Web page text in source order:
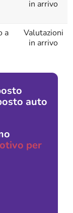
in arrivo
a
Valutazioni
in arrivo
auto
per